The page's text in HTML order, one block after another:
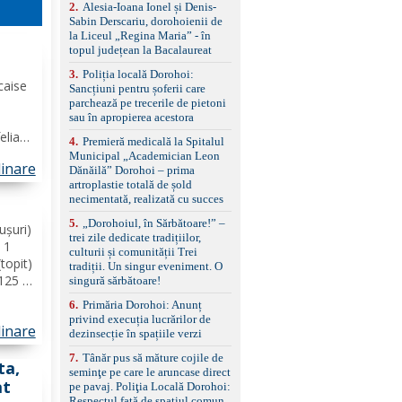
g
schimbare bandă și
menținere bandă Faruri
bi-xenon adaptive cu
asistent fază lungă
automată , lumini de zi
LED, proiectoare ceață
LED, spălătoare faruri
față/spate, cameră
marșarier Keyless entry
& start, geamuri electrice
față/spate, oglinzi
electrice, încălzite și
rabatabile Sistem hands-
free, Bluetooth, USB
Sistem start/stop, frână
de parcare electrică,
anvelope vară runflat
filtru de particule,
standard Euro 6 Trapă
panoramică, geamuri
remorcare Bonus: -
Covorașe textile montate
pe mașină. -Ofer și un
2. Alesia-Ioana Ionel și Denis-
Sabin Derscariu, dorohoienii de
la Liceul „Regina Maria” - în
topul județean la Bacalaureat
3. Poliția locală Dorohoi:
Sancțiuni pentru șoferii care
parchează pe trecerile de pietoni
sau în apropierea acestora
4. Premieră medicală la Spitalul
Municipal „Academician Leon
Dănăilă” Dorohoi – prima
artroplastie totală de șold
necimentată, realizată cu succes
5.
„Dorohoiul, în Sărbătoare!” –
trei zile dedicate tradițiilor,
culturii și comunității Trei
tradiții. Un singur eveniment. O
singură sărbătoare!
6. Primăria Dorohoi: Anunț
privind execuția lucrărilor de
dezinsecție în spațiile verzi
7. Tânăr pus să măture cojile de
seminţe pe care le aruncase direct
pe pavaj. Poliţia Locală Dorohoi: